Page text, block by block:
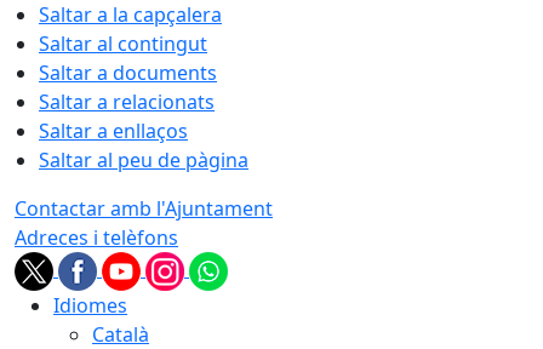
Saltar a la capçalera
Saltar al contingut
Saltar a documents
Saltar a relacionats
Saltar a enllaços
Saltar al peu de pàgina
Contactar amb l'Ajuntament
Adreces i telèfons
Idiomes
Català